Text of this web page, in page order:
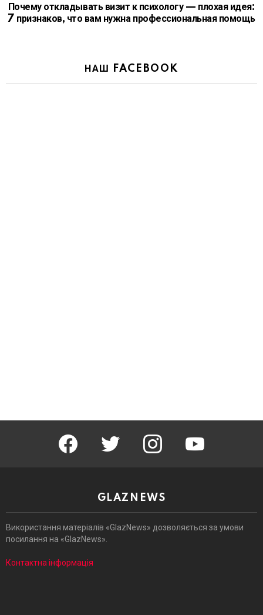
Почему откладывать визит к психологу — плохая идея:
7 признаков, что вам нужна профессиональная помощь
НАШ FACEBOOK
facebook twitter instagram
GLAZNEWS
Використання матеріалів «GlazNews» дозволяється за умови
посилання на «GlazNews».
Контактна інформація